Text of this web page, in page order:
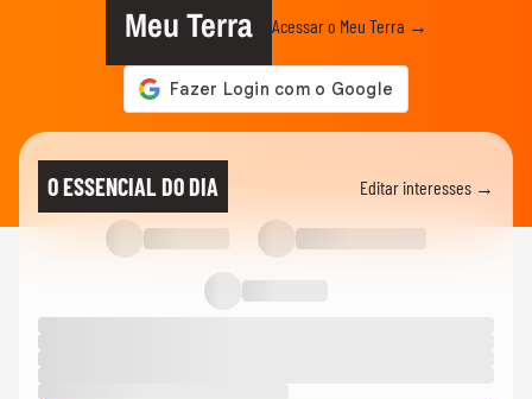
Meu Terra Acessar o Meu Terra →
O ESSENCIAL DO DIA Editar interesses →